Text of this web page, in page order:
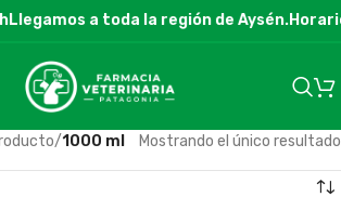
Llegamos a toda la región de Aysén.
/1000 ml Mostrando el único resultado